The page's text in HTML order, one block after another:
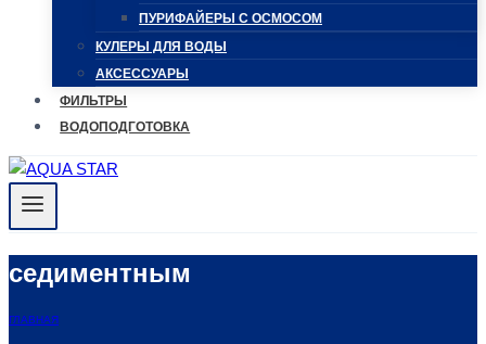
ПУРИФАЙЕРЫ С ОСМОСОМ
КУЛЕРЫ ДЛЯ ВОДЫ
АКСЕССУАРЫ
ФИЛЬТРЫ
ВОДОПОДГОТОВКА
седиментным
ГЛАВНАЯ